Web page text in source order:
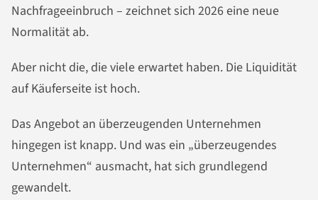
Nachfrageeinbruch – zeichnet sich 2026 eine neue
Normalität ab.
Aber nicht die, die viele erwartet haben. Die Liquidität
auf Käuferseite ist hoch.
Das Angebot an überzeugenden Unternehmen
hingegen ist knapp. Und was ein „überzeugendes
Unternehmen“ ausmacht, hat sich grundlegend
gewandelt.